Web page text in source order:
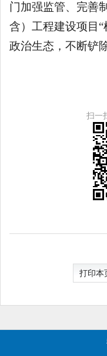
门加强监管、完善
含）工程建设项目
政治生态，不断铲
扫一
打印本